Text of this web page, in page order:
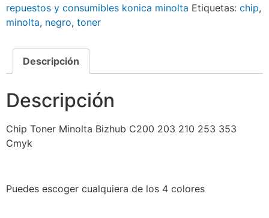
repuestos y consumibles konica minolta Etiquetas: chip,
minolta, negro, toner
Descripción
Descripción
Chip Toner Minolta Bizhub C200 203 210 253 353
Cmyk
Puedes escoger cualquiera de los 4 colores